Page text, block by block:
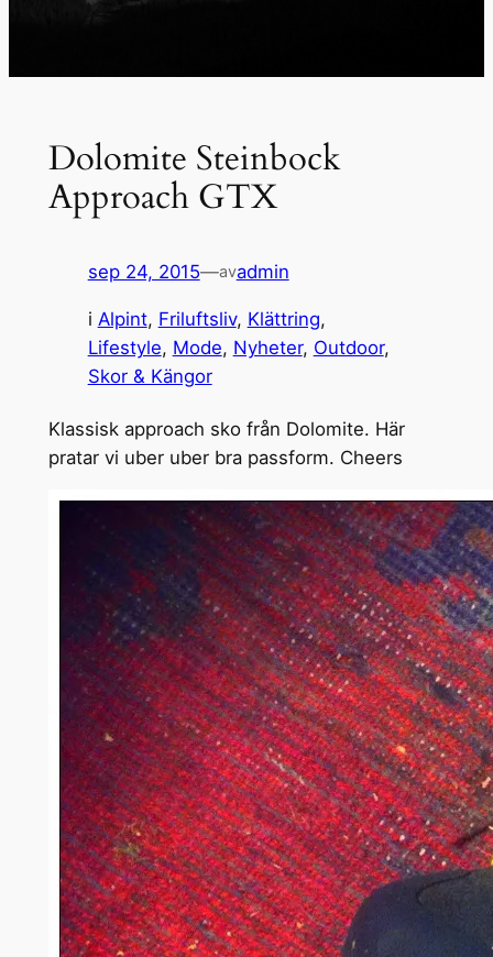
Dolomite Steinbock
Approach GTX
sep 24, 2015—avadmin
i Alpint, Friluftsliv, Klättring
Lifestyle, Mode, Nyheter, Outdoor
Skor & Kängor
Klassisk approach sko från Dolomite. Här
pratar vi uber uber bra passform. Cheers